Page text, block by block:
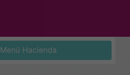
Menú Hacienda